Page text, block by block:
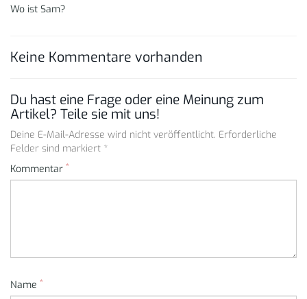
Wo ist Sam?
Keine Kommentare vorhanden
Du hast eine Frage oder eine Meinung zum
Artikel? Teile sie mit uns!
Deine E-Mail-Adresse wird nicht veröffentlicht. Erforderliche
Felder sind markiert *
Kommentar *
Name *